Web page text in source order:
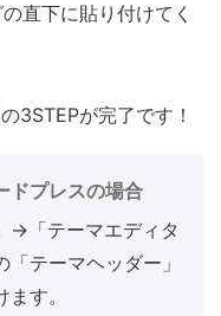
直下に貼り付けてく
3STEPが完了です！
ドプレスの場合
→「テーマエディタ
テーマヘッダー」
す。